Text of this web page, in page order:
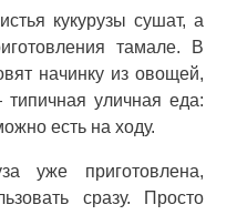
кукурузы сушат, а
тамале. В
начинку из овощей,
уличная еда:
есть на ходу.
уже приготовлена,
сразу. Просто